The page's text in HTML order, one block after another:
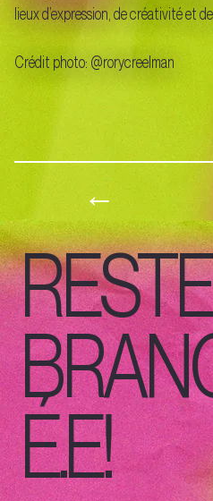
lieux d’expression, de créativité et
Crédit photo: @rorycreelman
←
RESTE
É.E!